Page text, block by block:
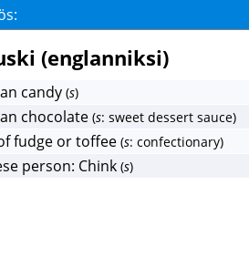
(englanniksi)
candy (s)
chocolate (s: sweet dessert sauce)
fudge or toffee (s: confectionary)
person: Chink (s)